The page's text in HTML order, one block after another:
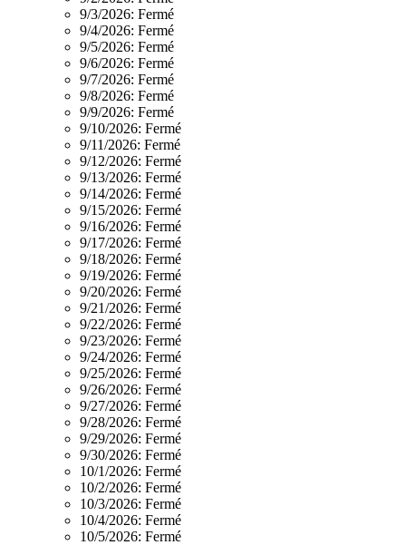
9/3/2026: Fermé
9/4/2026: Fermé
9/5/2026: Fermé
9/6/2026: Fermé
9/7/2026: Fermé
9/8/2026: Fermé
9/9/2026: Fermé
9/10/2026: Fermé
9/11/2026: Fermé
9/12/2026: Fermé
9/13/2026: Fermé
9/14/2026: Fermé
9/15/2026: Fermé
9/16/2026: Fermé
9/17/2026: Fermé
9/18/2026: Fermé
9/19/2026: Fermé
9/20/2026: Fermé
9/21/2026: Fermé
9/22/2026: Fermé
9/23/2026: Fermé
9/24/2026: Fermé
9/25/2026: Fermé
9/26/2026: Fermé
9/27/2026: Fermé
9/28/2026: Fermé
9/29/2026: Fermé
9/30/2026: Fermé
10/1/2026: Fermé
10/2/2026: Fermé
10/3/2026: Fermé
10/4/2026: Fermé
10/5/2026: Fermé